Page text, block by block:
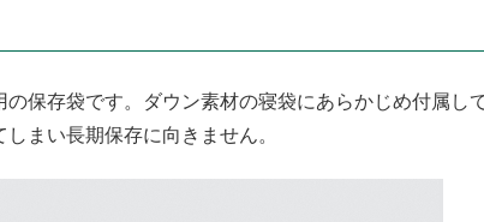
保存袋です。ダウン素材の寝袋にあらかじめ付属し
まい長期保存に向きません。